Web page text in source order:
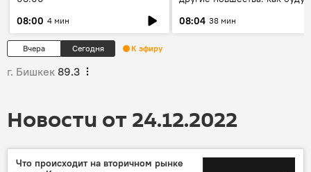
08:00 4 мин
08:04 38 мин
Вчера Сегодня К эфиру
г. Бишкек 89.3
Новости от 24.12.2022
Что происходит на вторичном рынке